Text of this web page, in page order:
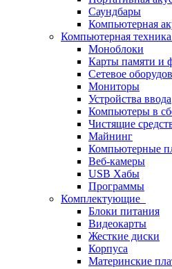
Саундбары
Компьютерная
Компьютерная
Моноблоки
Карты памяти и
Сетевое
Мониторы
Устройства ввода
Компьютеры в
Чистящие
Майнинг
Компьютерные
Веб-камеры
USB Хабы
Программы
Комплектующие
Блоки питания
Видеокарты
Жесткие диски
Корпуса
Материнские